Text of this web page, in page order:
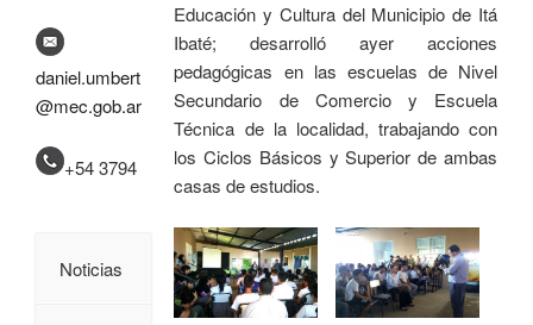
Educación y Cultura del Municipio de Itá
Ibaté; desarrolló ayer acciones
pedagógicas en las escuelas de Nivel
Secundario de Comercio y Escuela
Técnica de la localidad, trabajando con
los Ciclos Básicos y Superior de ambas
casas de estudios.
daniel.umbert
@mec.gob.ar
+54 3794
Noticias